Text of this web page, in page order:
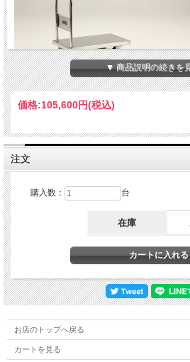
マイティーステンレス台車フットブレーキ付ニュ
ＮＷ－７５４５Ｅ-FB
ハンドル下のペダルを踏み込むことにより簡単・
荷台コーナーは搬送中のものや壁の損傷を和らげ
取手は熔接式で抜群の強度があります。
荷台裏面は、汚れの溜まりにくい複数折りした強
す。
品名
ＮＷ－７５４５Ｅ-FB
品番
▼ 商品説明の続きを
価格:105,600円(税込)
注文
購入数： 台
在庫
お店のトップへ戻る
カートを見る